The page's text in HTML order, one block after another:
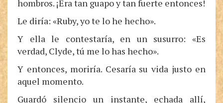
hombros. ¡Era tan guapo y tan fuerte entonces!
Le diría: «Ruby, yo te lo he hecho».
Y ella le contestaría, en un susurro: «Es
verdad, Clyde, tú me lo has hecho».
Y entonces, moriría. Cesaría su vida justo en
aquel momento.
Guardó silencio un instante, echada allí,